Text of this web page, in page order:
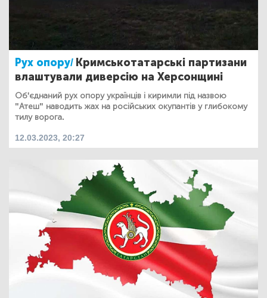
Рух опору/ Кримськотатарські партизани
влаштували диверсію на Херсонщині
Об'єднаний рух опору українців і киримли під назвою
"Атеш" наводить жах на російських окупантів у глибокому
тилу ворога.
12.03.2023, 20:27